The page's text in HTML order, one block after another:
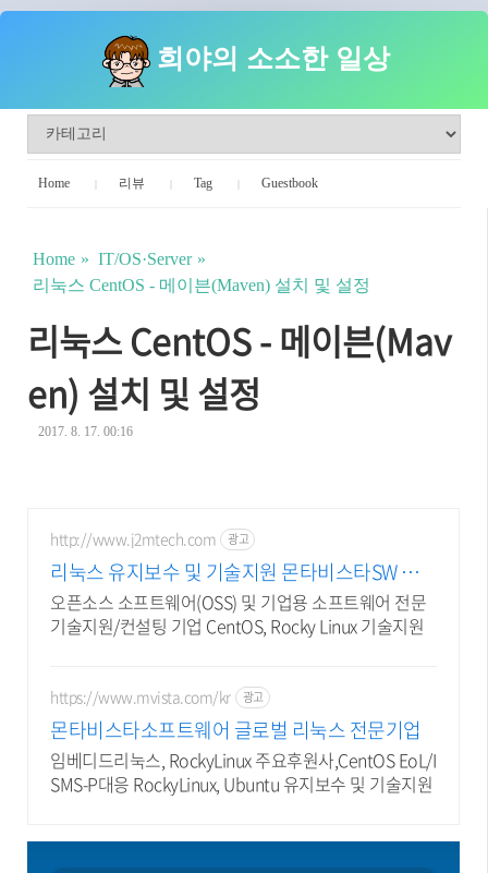
희야의 소소한 일상
Home 리뷰 Tag Guestbook
Home
IT/OS·Server
리눅스 CentOS - 메이븐(Maven) 설치 및 설정
리눅스 CentOS - 메이븐(Mav
en) 설치 및 설정
2017. 8. 17. 00:16
http://www.j2mtech.com 광고
리눅스 유지보수 및 기술지원 몬타비스타SW 한국
대리점
오픈소스 소프트웨어(OSS) 및 기업용 소프트웨어 전문
기술지원/컨설팅 기업 CentOS, Rocky Linux 기술지원
https://www.mvista.com/kr 광고
몬타비스타소프트웨어 글로벌 리눅스 전문기업
임베디드리눅스, RockyLinux 주요후원사,CentOS EoL/I
SMS-P대응 RockyLinux, Ubuntu 유지보수 및 기술지원